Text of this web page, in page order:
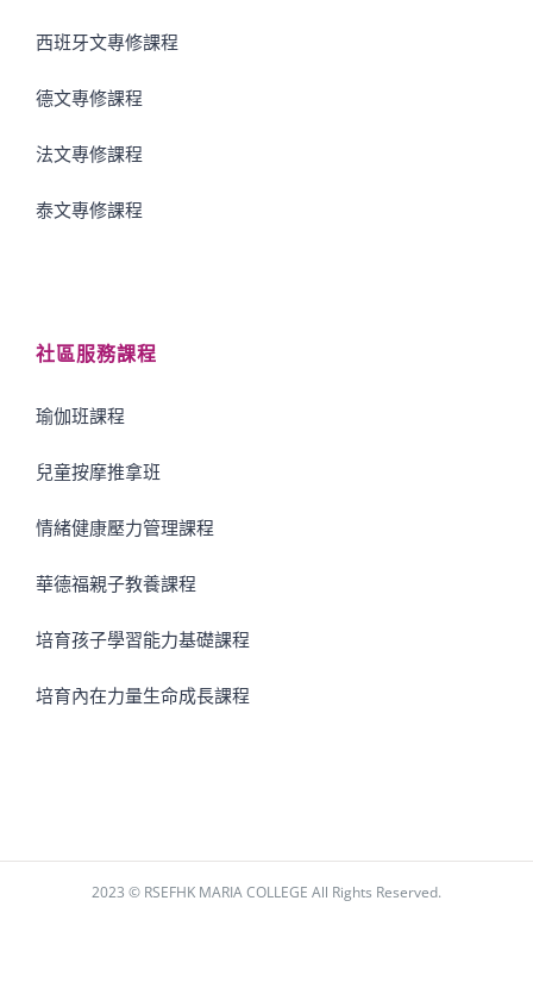
西班牙文專修課程
德文專修課程
法文專修課程
泰文專修課程
社區服務課程
瑜伽班課程
兒童按摩推拿班
情緒健康壓力管理課程
華德福親子教養課程
培育孩子學習能力基礎課程
培育內在力量生命成長課程
2023 © RSEFHK MARIA COLLEGE All Rights Reserved.